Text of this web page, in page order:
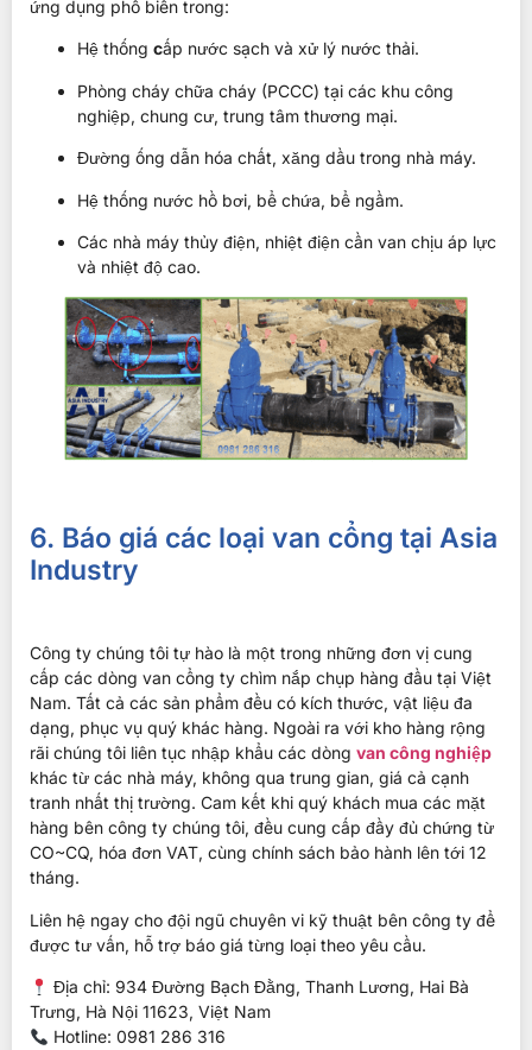
ứng dụng phổ biến trong:
Hệ thống cấp nước sạch và xử lý nước thải.
Phòng cháy chữa cháy (PCCC) tại các khu công
nghiệp, chung cư, trung tâm thương mại.
Đường ống dẫn hóa chất, xăng dầu trong nhà máy.
Hệ thống nước hồ bơi, bể chứa, bể ngầm.
Các nhà máy thủy điện, nhiệt điện cần van chịu áp lực
và nhiệt độ cao.
6. Báo giá các loại van cổng tại Asia
Industry
Công ty chúng tôi tự hào là một trong những đơn vị cung
cấp các dòng van cổng ty chìm nắp chụp hàng đầu tại Việt
Nam. Tất cả các sản phẩm đều có kích thước, vật liệu đa
dạng, phục vụ quý khác hàng. Ngoài ra với kho hàng rộng
rãi chúng tôi liên tục nhập khẩu các dòng van công nghiệp
khác từ các nhà máy, không qua trung gian, giá cả cạnh
tranh nhất thị trường. Cam kết khi quý khách mua các mặt
hàng bên công ty chúng tôi, đều cung cấp đầy đủ chứng từ
CO~CQ, hóa đơn VAT, cùng chính sách bảo hành lên tới 12
tháng.
Liên hệ ngay cho đội ngũ chuyên vi kỹ thuật bên công ty để
được tư vấn, hỗ trợ báo giá từng loại theo yêu cầu.
Địa chỉ: 934 Đường Bạch Đằng, Thanh Lương, Hai Bà
Trưng, Hà Nội 11623, Việt Nam
Hotline: 0981 286 316